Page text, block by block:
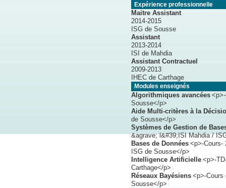
Expérience professionnelle
Maitre Assistant
2014-2015
ISG de Sousse
Assistant
2013-2014
ISI de Mahdia
Assistant Contractuel
2009-2013
IHEC de Carthage
Modules enseignés
Algorithmiques avancées
Sousse</p>
Aide Multi-critères à la
de Sousse</p>
Systèmes de Gestion de
&agrave; l&#39;ISI Mahdia /
Bases de Données <p>-Cours-
ISG de Sousse</p>
Intelligence Artificielle <p>-
Carthage</p>
Réseaux Bayésiens <p>-Cours
Sousse</p>